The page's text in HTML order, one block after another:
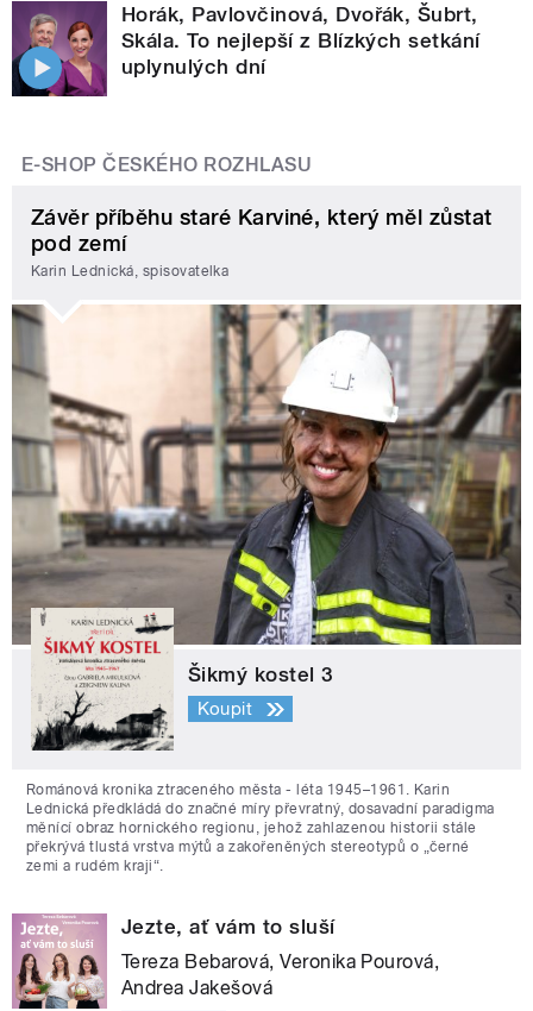
Horák, Pavlovčinová, Dvořák, Šubrt,
Skála. To nejlepší z Blízkých setkání
uplynulých dní
E-SHOP ČESKÉHO ROZHLASU
Závěr příběhu staré Karviné, který měl zůstat
pod zemí
Karin Lednická, spisovatelka
Šikmý kostel 3
Koupit
Románová kronika ztraceného města - léta 1945–1961. Karin
Lednická předkládá do značné míry převratný, dosavadní paradigma
měnící obraz hornického regionu, jehož zahlazenou historii stále
překrývá tlustá vrstva mýtů a zakořeněných stereotypů o „černé
zemi a rudém kraji“.
Jezte, ať vám to sluší
Tereza Bebarová, Veronika Pourová,
Andrea Jakešová